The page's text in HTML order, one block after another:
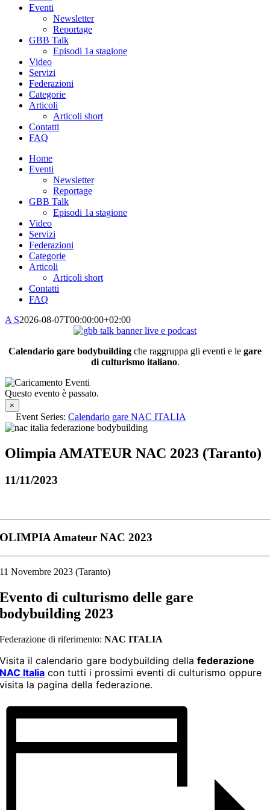
Eventi
Newsletter
Reportage
GBB Talk
Episodi 1a stagione
Video
Servizi
Federazioni
Categorie
Articoli
Articoli short
Contatti
FAQ
Home
Eventi
Newsletter
Reportage
GBB Talk
Episodi 1a stagione
Video
Servizi
Federazioni
Categorie
Articoli
Articoli short
Contatti
FAQ
A S2026-08-07T00:00:00+02:00
Calendario gare bodybuilding che raggruppa gli eventi e le gare
di culturismo italiano.
Questo evento è passato.
×
Event Series: Calendario gare NAC ITALIA
Olimpia AMATEUR NAC 2023 (Taranto)
11/11/2023
OLIMPIA Amateur NAC 2023
11 Novembre 2023 (Taranto)
Evento di culturismo delle gare
bodybuilding 2023
Federazione di riferimento:NAC ITALIA
Visita il calendario gare bodybuilding dellafederazione
NAC Italia con tutti i prossimi eventi di culturismo oppure
visita la pagina della federazione.